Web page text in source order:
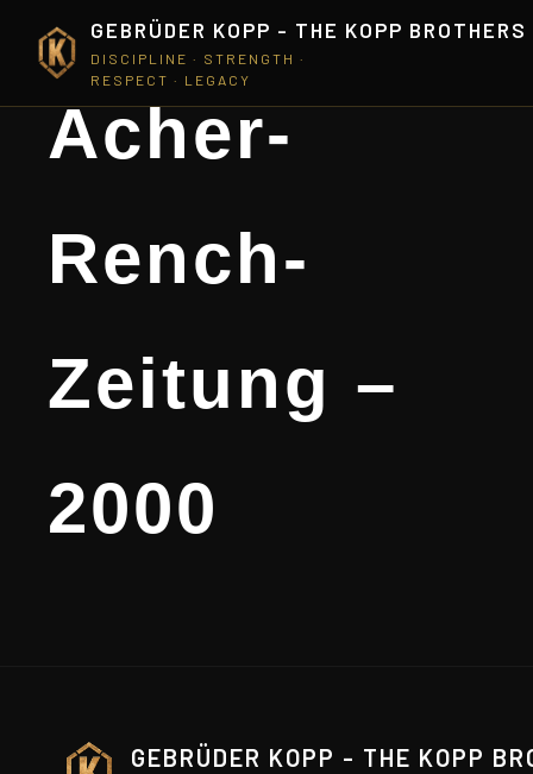
GEBRÜDER KOPP - THE KOPP BROTHERS
DISCIPLINE · STRENGTH ·
RESPECT · LEGACY
Acher-
Rench-
Zeitung –
2000
GEBRÜDER KOPP - THE KOPP